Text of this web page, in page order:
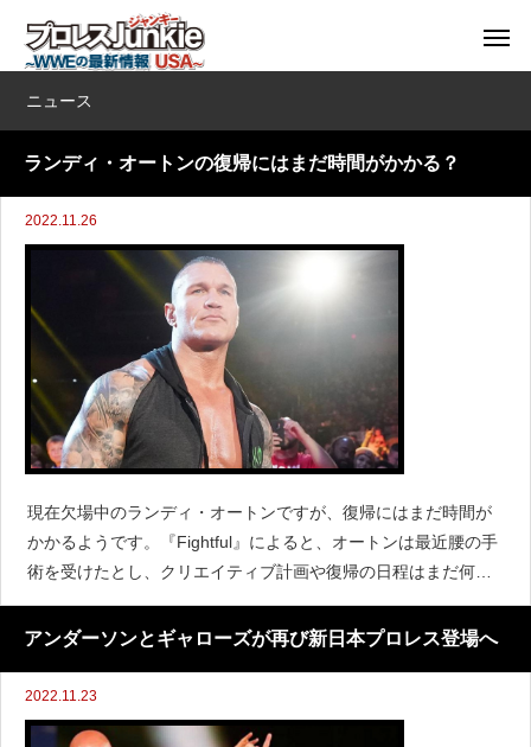
ニュース
ランディ・オートンの復帰にはまだ時間がかかる？
2022.11.26
現在欠場中のランディ・オートンですが、復帰にはまだ時間が
かかるようです。『Fightful』によると、オートンは最近腰の手
術を受けたとし、クリエイティブ計画や復帰の日程はまだ何も
決まっていないと伝えています。最近妻がオートンが病院にい
る姿をInstagramにアップしました。
アンダーソンとギャローズが再び新日本プロレス登場へ
2022.11.23